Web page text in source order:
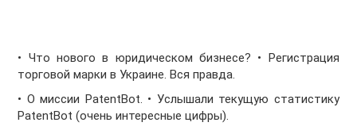
• Что нового в юридическом бизнесе? • Регистрация
торговой марки в Украине. Вся правда.
• О миссии PatentBot. • Услышали текущую статистику
PatentBot (очень интересные цифры).